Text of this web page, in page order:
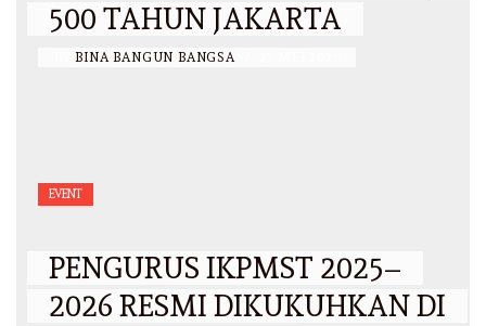
500 TAHUN JAKARTA
BINA BANGUN BANGSA
EVENT
PENGURUS IKPMST 2025–
2026 RESMI DIKUKUHKAN DI